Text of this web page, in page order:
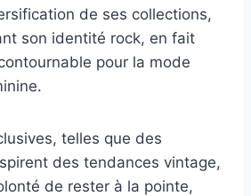
de ses collections,
son identité rock, en fait
pour la mode
telles que des
des tendances vintage,
de rester à la pointe,